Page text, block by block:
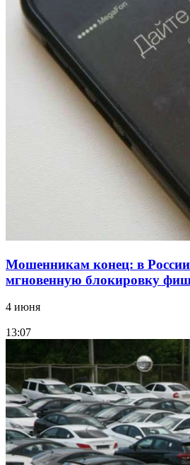
12:39
Сладкий праздник в
парке прошёл фестиваль
Волгоградские компании
заключены контракты на 3,6
Мошенникам конец: в России
мгновенную блокировку
4 июня
13:07